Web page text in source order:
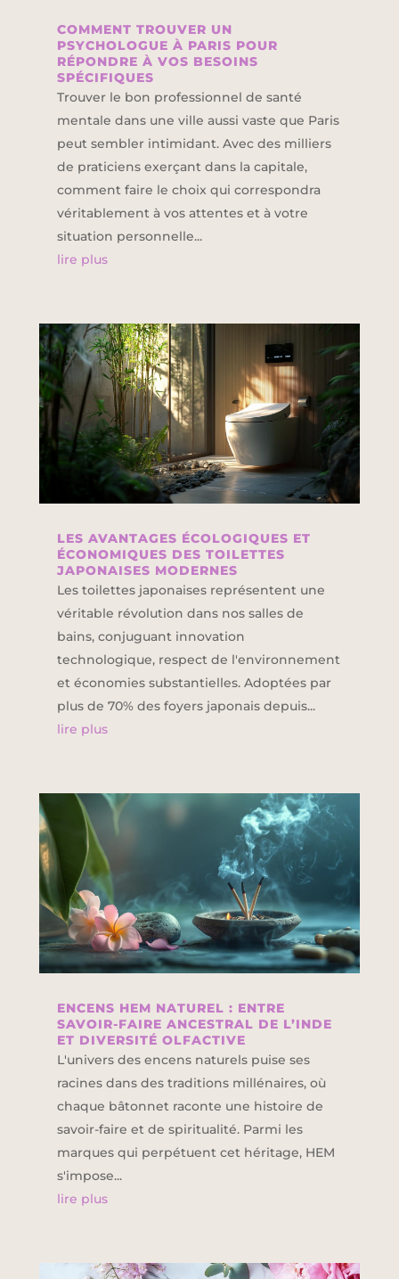
COMMENT TROUVER UN
PSYCHOLOGUE À PARIS POUR
RÉPONDRE À VOS BESOINS
SPÉCIFIQUES
Trouver le bon professionnel de santé
mentale dans une ville aussi vaste que Paris
peut sembler intimidant. Avec des milliers
de praticiens exerçant dans la capitale,
comment faire le choix qui correspondra
véritablement à vos attentes et à votre
situation personnelle...
lire plus
LES AVANTAGES ÉCOLOGIQUES ET
ÉCONOMIQUES DES TOILETTES
JAPONAISES MODERNES
Les toilettes japonaises représentent une
véritable révolution dans nos salles de
bains, conjuguant innovation
technologique, respect de l'environnement
et économies substantielles. Adoptées par
plus de 70% des foyers japonais depuis...
lire plus
ENCENS HEM NATUREL : ENTRE
SAVOIR-FAIRE ANCESTRAL DE L’INDE
ET DIVERSITÉ OLFACTIVE
L'univers des encens naturels puise ses
racines dans des traditions millénaires, où
chaque bâtonnet raconte une histoire de
savoir-faire et de spiritualité. Parmi les
marques qui perpétuent cet héritage, HEM
s'impose...
lire plus